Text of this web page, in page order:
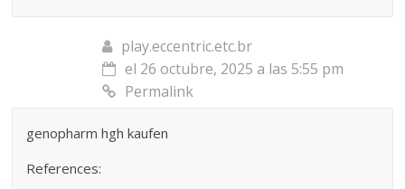
play.eccentric.etc.br
el 26 octubre, 2025 a las 5:55 pm
Permalink
genopharm hgh kaufen
References: